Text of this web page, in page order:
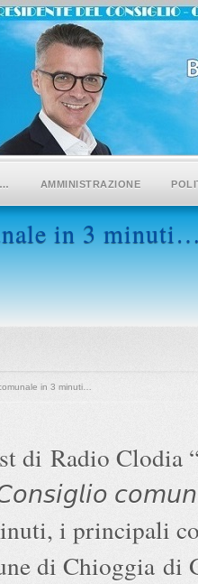
AMMINISTRAZIONE
in 3
in 3 minuti…
diRadio Clodia
i principali
di Chioggia di